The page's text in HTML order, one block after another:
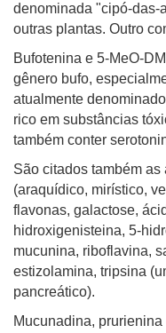
denominada "cipó-das-
outras plantas. Outro
Bufotenina e 5-MeO-
gênero bufo,
atualmente denominado
rico em substâncias
também conter
São citados também
(araquídico, mirístico,
flavonas, galactose,
hidroxigenisteina, 5-
mucunina, riboflavina,
estizolamina, tripsina
pancreático).
Mucunadina,